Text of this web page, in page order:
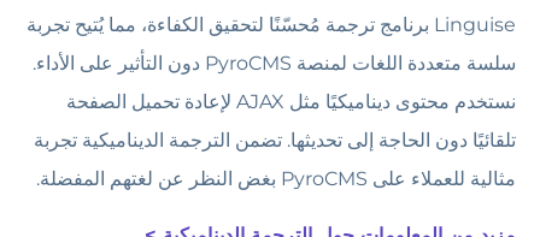
Linguise برنامج ترجمة مُحسّنًا لتحقيق الكفاءة، مما يُتيح تجربة
سلسة متعددة اللغات لمنصة PyroCMS دون التأثير على الأداء.
نستخدم محتوى ديناميكيًا مثل AJAX لإعادة تحميل الصفحة
تلقائيًا دون الحاجة إلى تحديثها. تضمن الترجمة الديناميكية تجربة
مثالية للعملاء على PyroCMS بغض النظر عن لغتهم المفضلة.